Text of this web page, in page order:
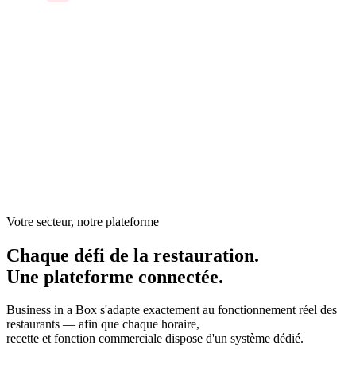
Votre secteur, notre plateforme
Chaque défi de la restauration.
Une plateforme connectée.
Business in a Box s'adapte exactement au fonctionnement réel des
restaurants — afin que chaque horaire,
recette et fonction commerciale dispose d'un système dédié.